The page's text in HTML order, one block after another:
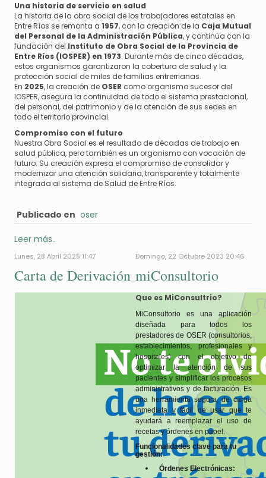
Una historia de servicio en salud
La historia de la obra social de los trabajadores estatales en
Entre Ríos se remonta a 1957, con la creación de la Caja Mutual
del Personal de la Administración Pública, y continúa con la
fundación del Instituto de Obra Social de la Provincia de
Entre Ríos (IOSPER) en 1973. Durante más de cinco décadas,
estos organismos garantizaron la cobertura de salud y la
protección social de miles de familias entrerrianas.
En 2025, la creación de OSER como organismo sucesor del
IOSPER, asegura la continuidad de todo el sistema prestacional,
del personal, del patrimonio y de la atención de sus sedes en
todo el territorio provincial.
Compromiso con el futuro
Nuestra Obra Social es el resultado de décadas de trabajo en
salud pública, pero también es un organismo con vocación de
futuro. Su creación expresa el compromiso de consolidar y
modernizar una atención solidaria, transparente y totalmente
integrada al sistema de Salud de Entre Ríos.
Publicado en oser
Leer más..
Lunes, 28 Abril 2025 11:47
Carta de Derivación
Domingo, 22 Octubre 2023 20:46
miConsultorio
Que es MiConsultrio?
MiConsultorio es una aplicación
diseñada para todos los
prestadores de OSER (consultorios,
establecimientos, profesionales y
hospitales) con el objetivo de
optimizar la atención de sus
pacientes y simplificar los procesos
administrativos y de facturación. Es
una herramienta segura, de carga
inmediata y fácil de usar que te
ayudará a reemplazar el uso de
recetas y órdenes en papel.
Funcionalidades clave para tu
gestión:
Órdenes Electrónicas: